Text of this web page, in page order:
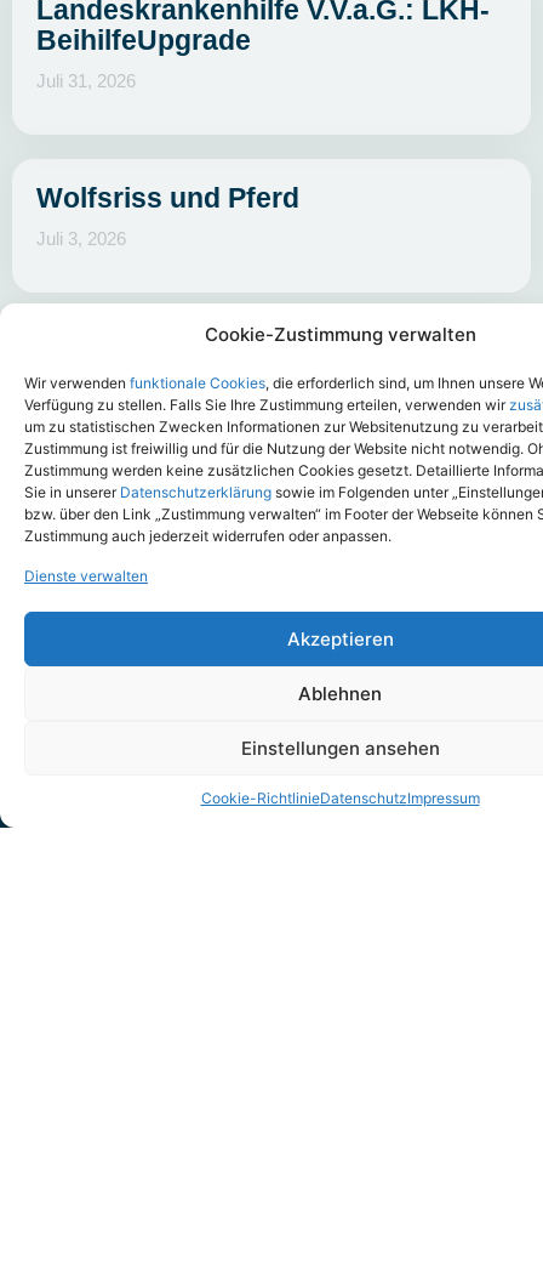
Cookie-Zustimmung verwalten
Wir verwenden funktionale Cookies, die erforderlich sind, um Ihnen unsere
Verfügung zu stellen. Falls Sie Ihre Zustimmung erteilen, verwenden wir
um zu statistischen Zwecken Informationen zur Websitenutzung zu
Zustimmung ist freiwillig und für die Nutzung der Website nicht notwendig.
Zustimmung werden keine zusätzlichen Cookies gesetzt. Detaillierte
Sie in unserer Datenschutzerklärung sowie im Folgenden unter
bzw. über den Link „Zustimmung verwalten“ im Footer der Webseite können
Zustimmung auch jederzeit widerrufen oder anpassen.
Dienste verwalten
Akzeptieren
Ablehnen
Einstellungen ansehen
Cookie-RichtlinieDatenschutzImpressum
Landeskrankenhilfe V.V.a.G.: LKH-
BeihilfeUpgrade
Juli 31, 2026
Wolfsriss und Pferd
Juli 3, 2026
Newsletter
Insights in Ihre Inbox.
Sie möchten nichts mehr verpassen? Noch heute unseren
Updates und Trends der Branche erfahren.